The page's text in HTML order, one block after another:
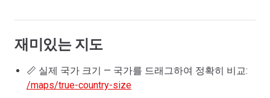
재미있는 지도
📏 실제 국가 크기 — 국가를 드래그하여 정확히 비교:
/maps/true-country-size